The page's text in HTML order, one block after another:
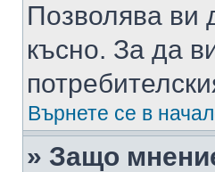
Позволява ви
късно. За да
Върнете се в
» Защо